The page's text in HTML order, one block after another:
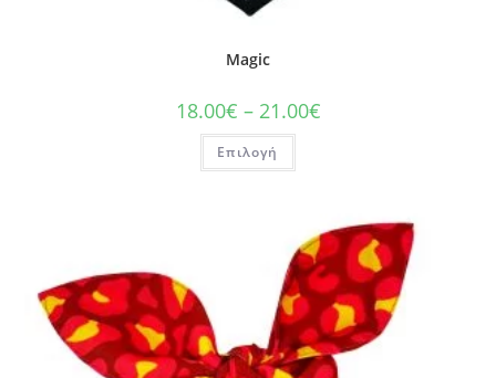
Magic
18.00€ – 21.00€
Επιλογή